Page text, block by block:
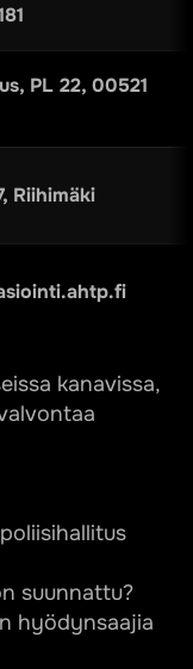
PL 22, 00521
Riihimäki
kanavissa,
suunnattu?
hyödynsaajia